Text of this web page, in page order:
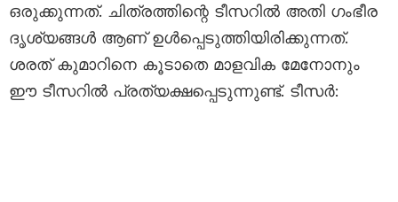
ഒരുക്കുന്നത്. ചിത്രത്തിന്റെ ടീസറിൽ അതി ഗംഭീര
ദൃശ്യങ്ങൾ ആണ് ഉൾപ്പെടുത്തിയിരിക്കുന്നത്.
ശരത് കുമാറിനെ കൂടാതെ മാളവിക മേനോനും
ഈ ടീസറിൽ പ്രത്യക്ഷപ്പെടുന്നുണ്ട്. ടീസർ: